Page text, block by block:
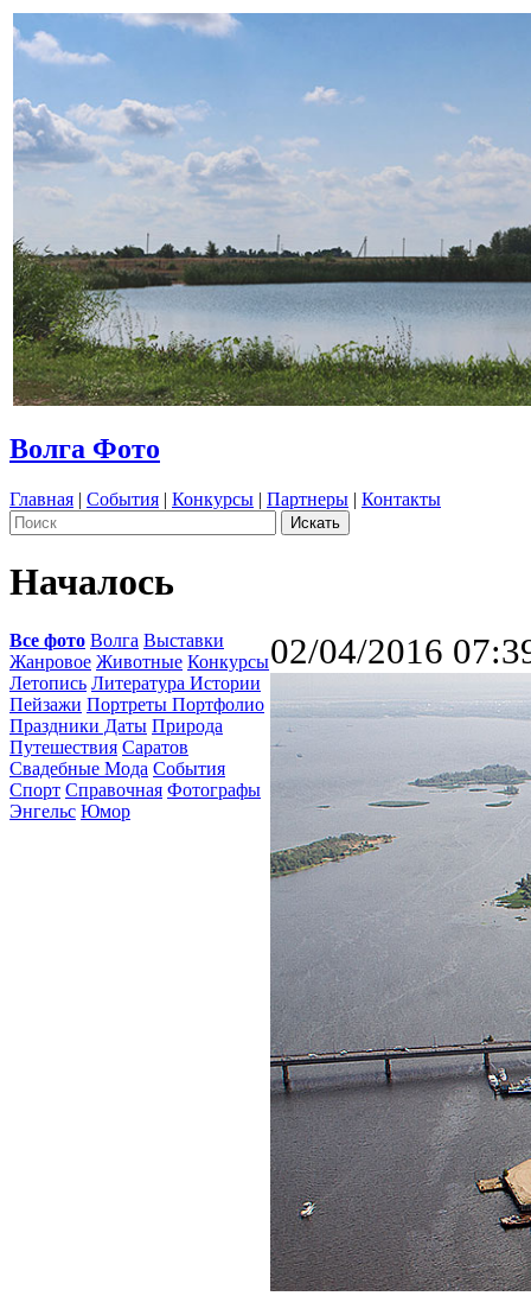
Волга Фото
Главная | События | Конкурсы | Партнеры | Контакты
Началось
Все фото Волга Выставки
Жанровое Животные Конкурсы
Летопись Литература Истории
Пейзажи Портреты Портфолио
Праздники Даты Природа
Путешествия Саратов
Свадебные Мода События
Спорт Справочная Фотографы
Энгельс Юмор
02/04/2016